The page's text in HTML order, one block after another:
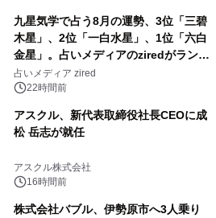
九星気学で占う8月の運勢、3位「三碧
木星」、2位「一白水星」、1位「六白
金星」。占いメディアのziredがランキ
ングを発表
占いメディア zired
22時間前
アスクル、新代表取締役社長CEOに成
松 岳志が就任
アスクル株式会社
16時間前
株式会社バブル、伊勢原市へ3人乗り